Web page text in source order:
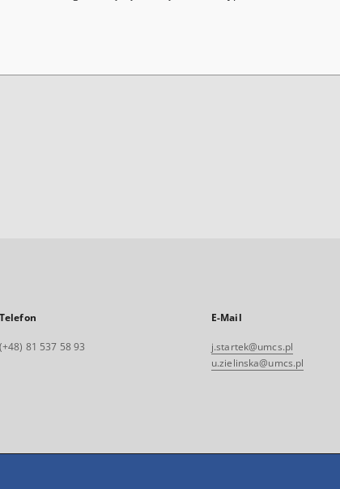
Telefon
(+48) 81 537 58 93
E-Mail
j.startek@umcs.pl
u.zielinska@umcs.pl